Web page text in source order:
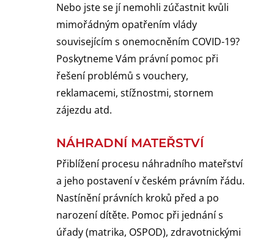
Nebo jste se jí nemohli zúčastnit kvůli
mimořádným opatřením vlády
souvisejícím s onemocněním COVID-19?
Poskytneme Vám právní pomoc při
řešení problémů s vouchery,
reklamacemi, stížnostmi, stornem
zájezdu atd.
NÁHRADNÍ MATEŘSTVÍ
Přiblížení procesu náhradního mateřství
a jeho postavení v českém právním řádu.
Nastínění právních kroků před a po
narození dítěte. Pomoc při jednání s
úřady (matrika, OSPOD), zdravotnickými